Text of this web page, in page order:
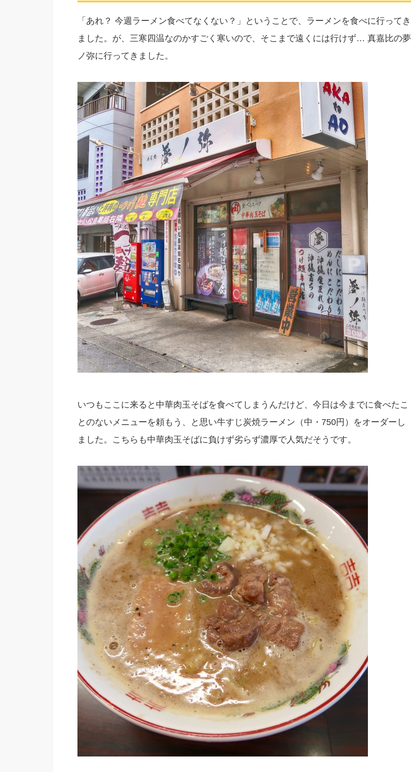
「あれ？ 今週ラーメン食べてなくない？」ということで、ラーメンを食べに行ってき
ました。が、三寒四温なのかすごく寒いので、そこまで遠くには行けず… 真嘉比の夢
ノ弥に行ってきました。
いつもここに来ると中華肉玉そばを食べてしまうんだけど、今日は今までに食べたこ
とのないメニューを頼もう、と思い牛すじ炭焼ラーメン（中・750円）をオーダーし
ました。こちらも中華肉玉そばに負けず劣らず濃厚で人気だそうです。